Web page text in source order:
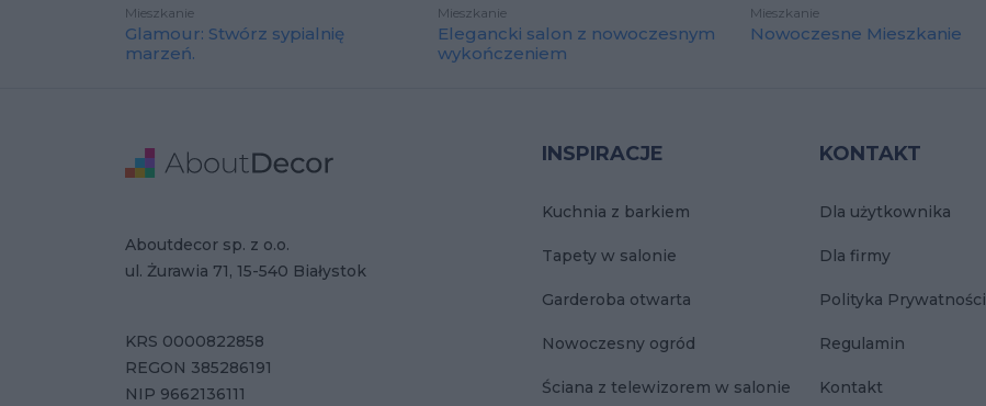
Mieszkanie
Glamour: Stwórz sypialnię
marzeń.
Mieszkanie
Elegancki salon z nowoczesnym
wykończeniem
Mieszkanie
Nowoczesne Mieszkanie
INSPIRACJE
Kuchnia z barkiem
Tapety w salonie
Garderoba otwarta
Nowoczesny ogród
Ściana z telewizorem w salonie
KONTAKT
Dla użytkownika
Dla firmy
Polityka Prywatności
Regulamin
Kontakt
Adres
Aboutdecor sp. z o.o.
ul. Żurawia 71, 15-540 Białystok
Dane Firmy
KRS 0000822858
REGON 385286191
NIP 9662136111